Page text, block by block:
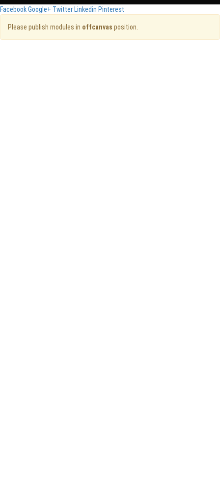
FacebookGoogle+ TwitterLinkedin Pinterest
Please publish modules in offcanvas position.